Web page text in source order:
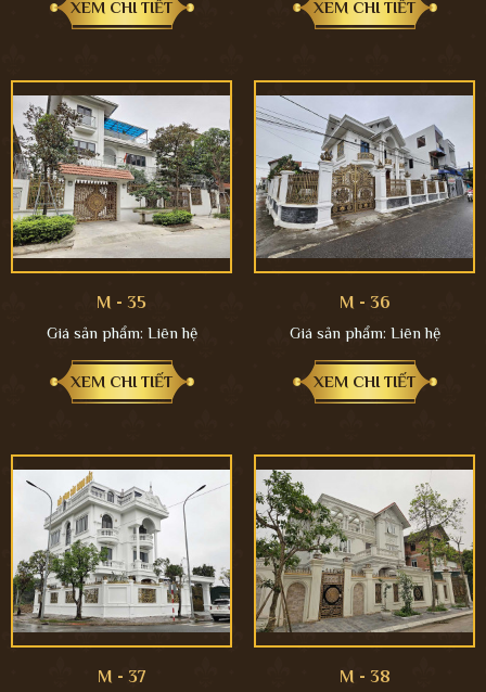
XEM CHI TIẾT XEM CHI TIẾT
M - 35
Giá sản phẩm: Liên hệ
XEM CHI TIẾT
M - 36
Giá sản phẩm: Liên hệ
XEM CHI TIẾT
M - 37 M - 38